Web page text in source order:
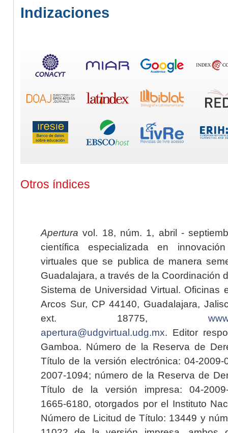
Indizaciones
Otros índices
Apertura vol. 18, núm. 1, abril -
científica especializada en
virtuales que se publica de manera
Guadalajara, a través de la Coordinación
Sistema de Universidad Virtual. Oficinas
Arcos Sur, CP 44140, Guadalajara,
ext. 18775,
apertura@udgvirtual.udg.mx. Editor
Gamboa. Número de la Reserva de
Título de la versión electrónica: 04-2009-
2007-1094; número de la Reserva de
Título de la versión impresa: 04-2009-
1665-6180, otorgados por el Instituto
Número de Licitud de Título: 13449 y